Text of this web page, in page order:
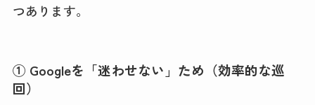
つあります。
① Googleを「迷わせない」ため（効率的な巡
回）